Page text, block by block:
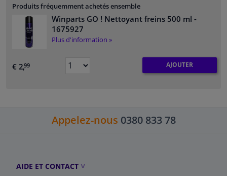
Produits fréquemment achetés ensemble
Winparts GO ! Nettoyant freins 500 ml -
1675927
Plus d'information »
€ 2,99 AJOUTER
Appelez-nous 0380 833 78
AIDE ET CONTACT